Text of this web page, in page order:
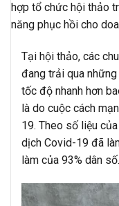
hợp tổ chức hội thảo
năng phục hồi cho
Tại hội thảo, các
đang trải qua
tốc độ nhanh hơn
là do cuộc cách
19. Theo số liệu
dịch Covid-19 đã
làm của 93% dân số.